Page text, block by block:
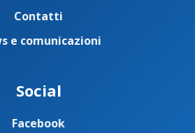
Contatti
e comunicazioni
Social
Facebook